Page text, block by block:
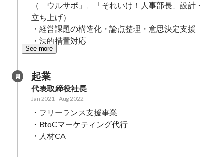
（「ウルサポ」、「それいけ！人事部長」設計・
立ち上げ）
・経営課題の構造化・論点整理・意思決定支援
・法的措置対応
See more
起業
代表取締役社長
Jan 2021-Aug 2022
・フリーランス支援事業
・BtoCマーケティング代行
・人材CA